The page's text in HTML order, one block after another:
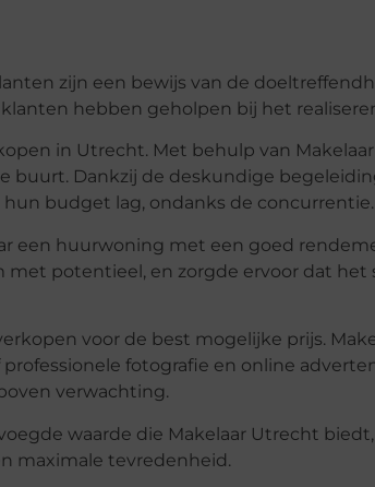
zijn een bewijs van de
hebben geholpen bij het
in Utrecht. Met behulp van
buurt. Dankzij de deskundige
budget lag, ondanks de concurrentie.
een huurwoning met een goed
potentieel, en zorgde ervoor dat het
voor de best mogelijke prijs.
fotografie en online
verwachting.
waarde die Makelaar Utrecht
maximale tevredenheid.